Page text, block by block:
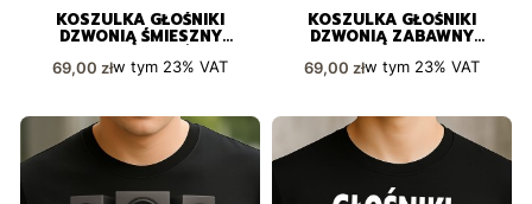
KOSZULKA GŁOŚNIKI
DZWONIĄ ŚMIESZNY
Cena brutto
69,00 złw tym 23%VAT
KOSZULKA GŁOŚNIKI
DZWONIĄ ZABAWNY
Cena brutto
69,00 złw tym 23% VAT